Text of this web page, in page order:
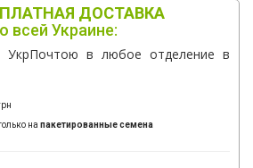
ДОСТАВКА
всей Украине:
УкрПочтою в любое отделение в
на пакетированные семена